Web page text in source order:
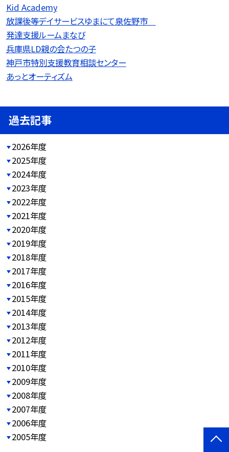
Kid Academy
放課後等デイサービスゆまにて泉佐野市
発達支援ルームまなび
兵庫県LD親の会たつの子
神戸市特別支援教育相談センター
あっとオーティズム
過去記事
2026年度
2025年度
2024年度
2023年度
2022年度
2021年度
2020年度
2019年度
2018年度
2017年度
2016年度
2015年度
2014年度
2013年度
2012年度
2011年度
2010年度
2009年度
2008年度
2007年度
2006年度
2005年度